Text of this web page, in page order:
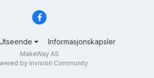
Informasjonskapsler
MakeWay AS
by Invision Community